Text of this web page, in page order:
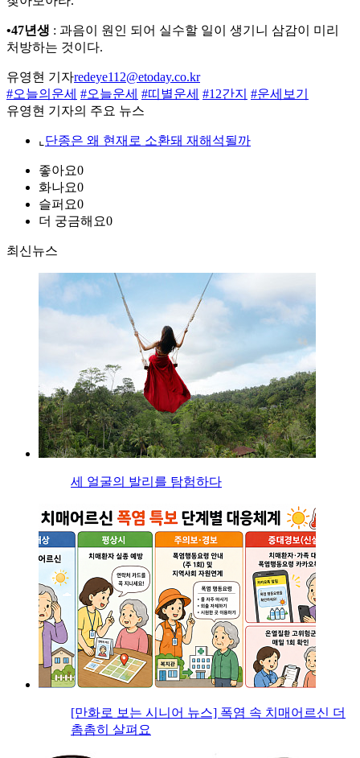
•47년생 : 과음이 원인 되어 실수할 일이 생기니 삼감이 미리
처방하는 것이다.
유영현 기자redeye112@etoday.co.kr
#오늘의운세 #오늘운세 #띠별운세 #12간지 #운세보기
유영현 기자의 주요 뉴스
⌞ 단종은 왜 현재로 소환돼 재해석될까
좋아요0
화나요0
슬퍼요0
더 궁금해요0
최신뉴스
세 얼굴의 발리를 탐험하다
[만화로 보는 시니어 뉴스] 폭염 속 치매어르신 더
촘촘히 살펴요